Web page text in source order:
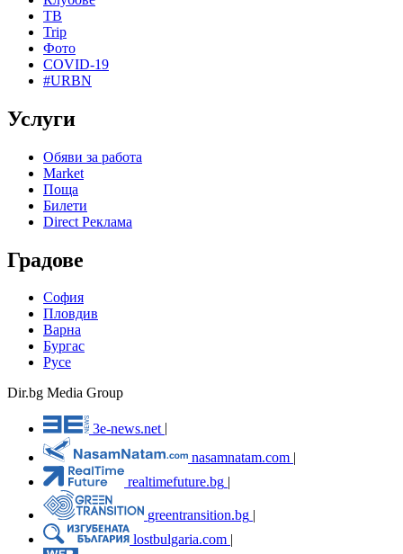
ТВ
Trip
Фото
COVID-19
#URBN
Услуги
Обяви за работа
Market
Поща
Билети
Direct Реклама
Градове
София
Пловдив
Варна
Бургас
Русе
Dir.bg Media Group
3e-news.net
nasamnatam.com |
realtimefuture.bg |
greentransition.bg |
lostbulgaria.com |